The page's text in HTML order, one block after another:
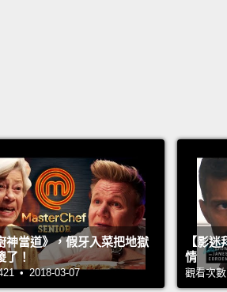
神當道》，假牙入菜把地獄
了！
• 2018-03-07
【影
情
觀看次